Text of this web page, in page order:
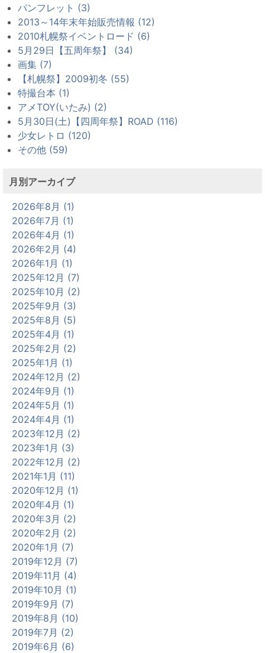
パンフレット (3)
2013～14年末年始販売情報 (12)
2010札幌祭イベントロード (6)
5月29日【五周年祭】 (34)
画集 (7)
【札幌祭】2009初冬 (55)
特撮台本 (1)
アメTOY(いたみ) (2)
5月30日(土)【四周年祭】ROAD (116)
少女レトロ (120)
その他 (59)
月別アーカイブ
2026年8月 (1)
2026年7月 (1)
2026年4月 (1)
2026年2月 (4)
2026年1月 (1)
2025年12月 (7)
2025年10月 (2)
2025年9月 (3)
2025年8月 (5)
2025年4月 (1)
2025年2月 (2)
2025年1月 (1)
2024年12月 (2)
2024年9月 (1)
2024年5月 (1)
2024年4月 (1)
2023年12月 (2)
2023年1月 (3)
2022年12月 (2)
2021年1月 (11)
2020年12月 (1)
2020年4月 (1)
2020年3月 (2)
2020年2月 (2)
2020年1月 (7)
2019年12月 (7)
2019年11月 (4)
2019年10月 (1)
2019年9月 (7)
2019年8月 (10)
2019年7月 (2)
2019年6月 (6)